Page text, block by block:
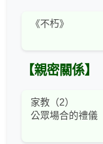
《不朽》
【親密關係】
家教（2）
公眾場合的禮儀